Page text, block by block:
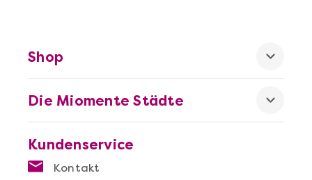
Kundenservice
Kontakt
Die Miomente Städte
Shop